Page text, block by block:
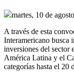
martes, 10 de
A través de esta
Interamericano busca
inversiones del sector
América Latina y el
categorías hasta el 20